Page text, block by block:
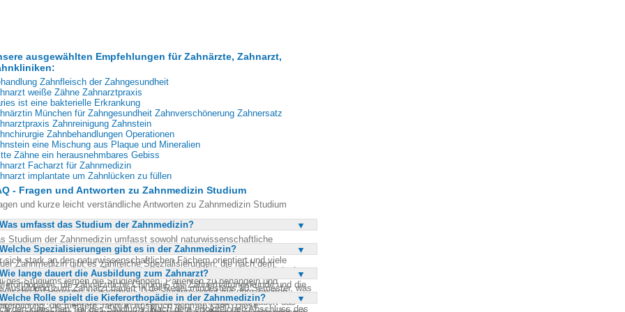
ausgewählten Empfehlungen für Zahnärzte, Zahnarzt,
Zahnfleisch der Zahngesundheit
weiße Zähne Zahnarztpraxis
ist eine bakterielle Erkrankung
München für Zahngesundheit Zahnverschönerung Zahnersatz
Zahnreinigung Zahnstein
Zahnbehandlungen Operationen
eine Mischung aus Plaque und Mineralien
Zähne ein herausnehmbares Gebiss
Facharzt für Zahnmedizin
implantate um Zahnlücken zu füllen
- Fragen und Antworten zu Zahnmedizin Studium
und kurze leicht verständliche Antworten zu Zahnmedizin Studium
Was umfasst das Studium der Zahnmedizin?
Studium der Zahnmedizin umfasst sowohl naturwissenschaftliche
als auch klinische Praxis. Es beginnt mit einem vorklinischen Teil,
sich stark an den naturwissenschaftlichen Fächern orientiert und viele
mit dem Studium der Humanmedizin aufweist. Im klinischen
des Studiums lernen die Studierenden, Patienten zu behandeln und
Erfahrungen zu sammeln. Das Studium endet mit dem zweiten
das zur Zulassung als Zahnarzt führt. Insgesamt dauert das
Welche Spezialisierungen gibt es in der Zahnmedizin?
Zahnmedizin gibt es zahlreiche Spezialisierungen, die nach dem
angestrebt werden können. Dazu zählen unter anderem die
die zahnärztliche Chirurgie, die Zahnerhaltungskunde und die
Jede dieser Spezialisierungen erfordert eine zusätzliche
die mehrere Jahre in Anspruch nehmen kann. Diese
Wie lange dauert die Ausbildung zum Zahnarzt?
Ausbildung zum Zahnarzt dauert in der Regel mindestens 10 Semester, was
fünf Jahren entspricht. Diese Zeit umfasst sowohl den vorklinischen als
den klinischen Teil des Studiums. Nach dem erfolgreichen Abschluss des
Welche Rolle spielt die Kieferorthopädie in der Zahnmedizin?